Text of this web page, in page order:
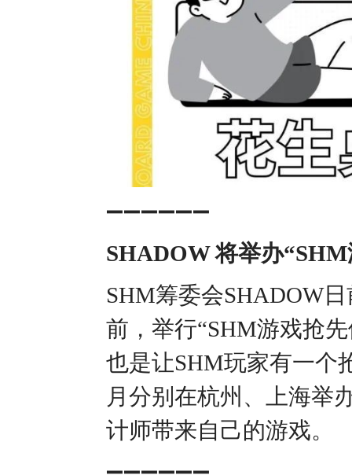
➖➖➖➖➖➖
SHADOW 将举办
SHM筹委会SHADOW日
前，举行“SHM游戏抢
也是让SHM玩家有一个
月分别在杭州、上海举
计师带来自己的游戏。